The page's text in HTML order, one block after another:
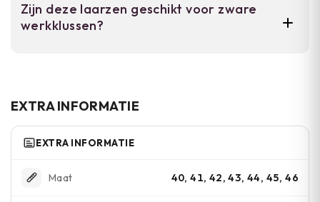
zonder alle veters los te maken. Handig voor
werk of situaties waar je snel uit je schoenen
Zijn deze laarzen geschikt voor zware
werkklussen?
EXTRA INFORMATIE
EXTRA INFORMATIE
Maat 40, 41, 42, 43, 44, 45, 46